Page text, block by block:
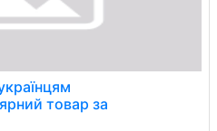
товар за